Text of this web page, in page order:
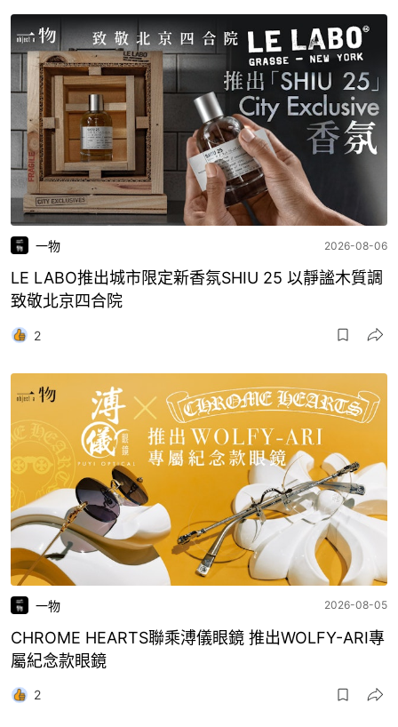
一物 2026-08-06
LE LABO推出城市限定新香氛SHIU 25 以靜謐木質調
致敬北京四合院
2
一物 2026-08-05
CHROME HEARTS聯乘溥儀眼鏡 推出WOLFY-ARI專
屬紀念款眼鏡
2